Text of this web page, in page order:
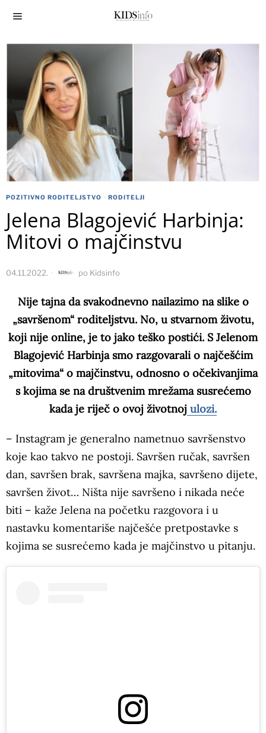
POZITIVNO RODITELJSTVO · RODITELJI
Jelena Blagojević Harbinja:
Mitovi o majčinstvu
04.11.2022. po Kidsinfo
Nije tajna da svakodnevno nailazimo na slike o
„savršenom“ roditeljstvu. No, u stvarnom životu,
koji nije online, je to jako teško postići. S Jelenom
Blagojević Harbinja smo razgovarali o najčešćim
„mitovima“ o majčinstvu, odnosno o očekivanjima
s kojima se na društvenim mrežama susrećemo
kada je riječ o ovoj životnoj ulozi.
– Instagram je generalno nametnuo savršenstvo
koje kao takvo ne postoji. Savršen ručak, savršen
dan, savršen brak, savršena majka, savršeno dijete,
savršen život… Ništa nije savršeno i nikada neće
biti – kaže Jelena na početku razgovora i u
nastavku komentariše najčešće pretpostavke s
kojima se susrećemo kada je majčinstvo u pitanju.